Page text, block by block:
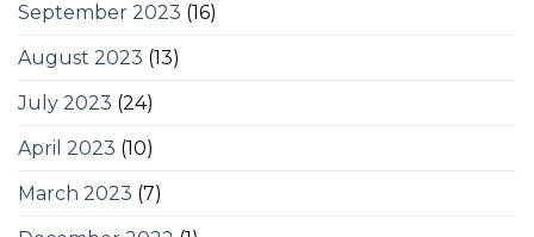
September 2023 (16)
August 2023 (13)
July 2023 (24)
April 2023 (10)
March 2023 (7)